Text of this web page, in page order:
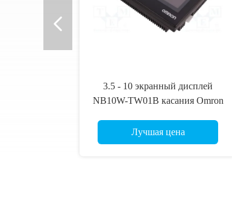
3.5 - 10 экранный дисплей
NB10W-TW01B касания Omron
Лучшая цена